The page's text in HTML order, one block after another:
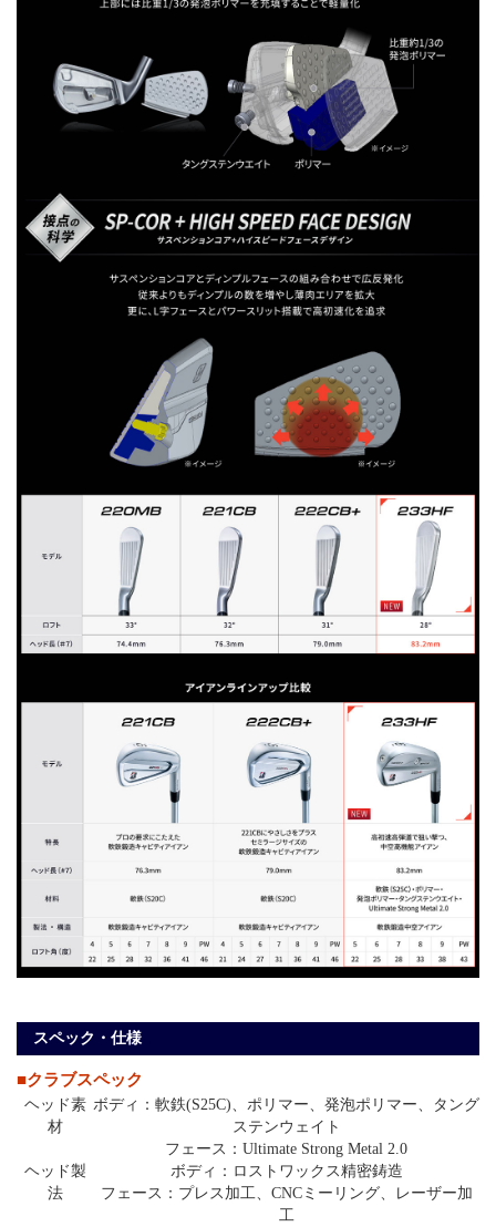
スペック・仕様
■クラブスペック
ヘッド素
材
ボディ：軟鉄(S25C)、ポリマー、発泡ポリマー、タング
ステンウェイト
フェース：Ultimate Strong Metal 2.0
ヘッド製
法
ボディ：ロストワックス精密鋳造
フェース：プレス加工、CNCミーリング、レーザー加
工